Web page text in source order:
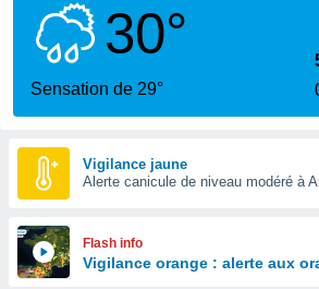
par
30°
Sensation de 29°
Vigilance jaune
Alerte canicule de niveau modéré à
Flash info
Vigilance orange : alerte aux